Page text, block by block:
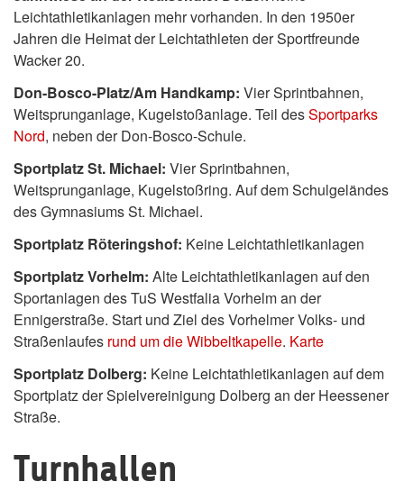
Leichtathletikanlagen mehr vorhanden. In den 1950er
Jahren die Heimat der Leichtathleten der Sportfreunde
Wacker 20.
Don-Bosco-Platz/Am Handkamp: Vier Sprintbahnen,
Weitsprunganlage, Kugelstoßanlage. Teil desSportparks
Nord, neben der Don-Bosco-Schule.
Sportplatz St. Michael: Vier Sprintbahnen,
Weitsprunganlage, Kugelstoßring. Auf dem Schulgeländes
des Gymnasiums St. Michael.
Sportplatz Röteringshof: Keine Leichtathletikanlagen
Sportplatz Vorhelm: Alte Leichtathletikanlagen auf den
Sportanlagen des TuS Westfalia Vorhelm an der
Ennigerstraße. Start und Ziel des Vorhelmer Volks- und
Straßenlaufes rund um die Wibbeltkapelle. Karte
Sportplatz Dolberg: Keine Leichtathletikanlagen auf dem
Sportplatz der Spielvereinigung Dolberg an der Heessener
Straße.
Turnhallen